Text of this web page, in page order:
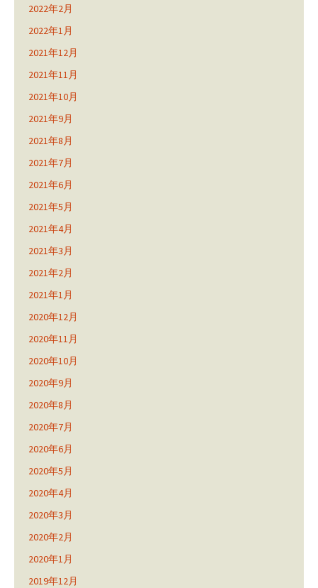
2022年2月
2022年1月
2021年12月
2021年11月
2021年10月
2021年9月
2021年8月
2021年7月
2021年6月
2021年5月
2021年4月
2021年3月
2021年2月
2021年1月
2020年12月
2020年11月
2020年10月
2020年9月
2020年8月
2020年7月
2020年6月
2020年5月
2020年4月
2020年3月
2020年2月
2020年1月
2019年12月